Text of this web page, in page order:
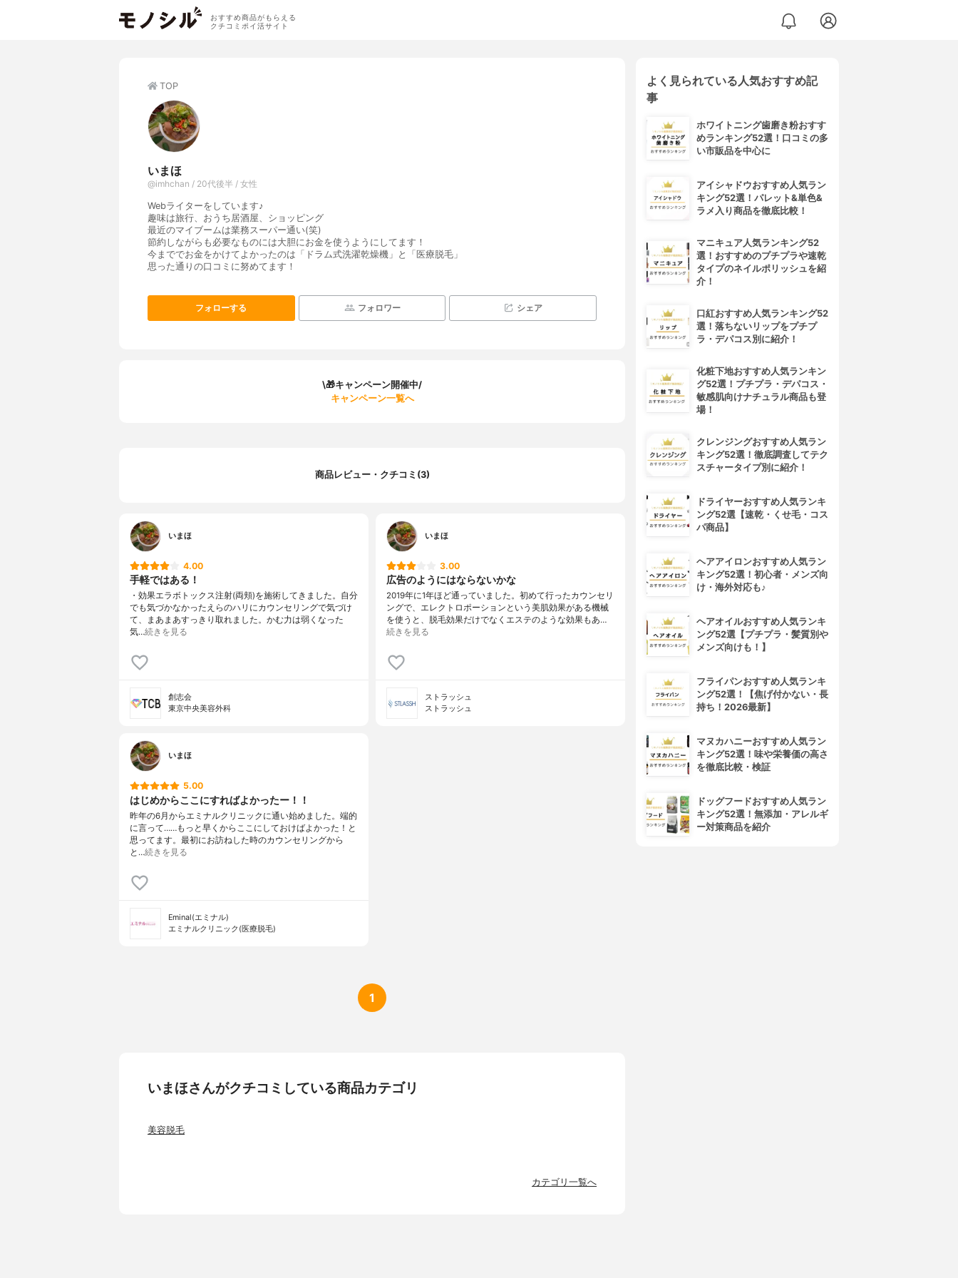
おすすめ商品がもらえる
クチコミポイ活サイト
TOP
いまほ
@imhchan / 20代後半 / 女性
Webライターをしています♪
趣味は旅行、おうち居酒屋、ショッピング
最近のマイブームは業務スーパー通い(笑)
節約しながらも必要なものには大胆にお金を使うようにしてます！
今まででお金をかけてよかったのは「ドラム式洗濯乾燥機」と「医療脱毛」
思った通りの口コミに努めてます！
フォローする フォロワー シェア
\🎁キャンペーン開催中/
キャンペーン一覧へ
商品レビュー・クチコミ(3)
いまほ
4.00
手軽ではある！
・効果エラボトックス注射(両頬)を施術してきました。自分
でも気づかなかったえらのハリにカウンセリングで気づけ
て、まあまあすっきり取れました。かむ力は弱くなった
気…続きを見る
創志会
東京中央美容外科
いまほ
3.00
広告のようにはならないかな
2019年に1年ほど通っていました。初めて行ったカウンセリ
ングで、エレクトロポーションという美肌効果がある機械
を使うと、脱毛効果だけでなくエステのような効果もあ…
続きを見る
ストラッシュ
ストラッシュ
いまほ
5.00
はじめからここにすればよかったー！！
昨年の6月からエミナルクリニックに通い始めました。端的
に言って……もっと早くからここにしておけばよかった！と
思ってます。最初にお訪ねした時のカウンセリングから
と…続きを見る
Eminal(エミナル)
エミナルクリニック(医療脱毛)
1
いまほさんがクチコミしている商品カテゴリ
美容脱毛
カテゴリ一覧へ
よく見られている人気おすすめ記
事
ホワイトニング歯磨き粉おすす
めランキング52選！口コミの多
い市販品を中心に
アイシャドウおすすめ人気ラン
キング52選！パレット&単色&
ラメ入り商品を徹底比較！
マニキュア人気ランキング52
選！おすすめのプチプラや速乾
タイプのネイルポリッシュを紹
介！
口紅おすすめ人気ランキング52
選！落ちないリップをプチプ
ラ・デパコス別に紹介！
化粧下地おすすめ人気ランキン
グ52選！プチプラ・デパコス・
敏感肌向けナチュラル商品も登
場！
クレンジングおすすめ人気ラン
キング52選！徹底調査してテク
スチャータイプ別に紹介！
ドライヤーおすすめ人気ランキ
ング52選【速乾・くせ毛・コス
パ商品】
ヘアアイロンおすすめ人気ラン
キング52選！初心者・メンズ向
け・海外対応も♪
ヘアオイルおすすめ人気ランキ
ング52選【プチプラ・髪質別や
メンズ向けも！】
フライパンおすすめ人気ランキ
ング52選！【焦げ付かない・長
持ち！2026最新】
マヌカハニーおすすめ人気ラン
キング52選！味や栄養価の高さ
を徹底比較・検証
ドッグフードおすすめ人気ラン
キング52選！無添加・アレルギ
ー対策商品を紹介